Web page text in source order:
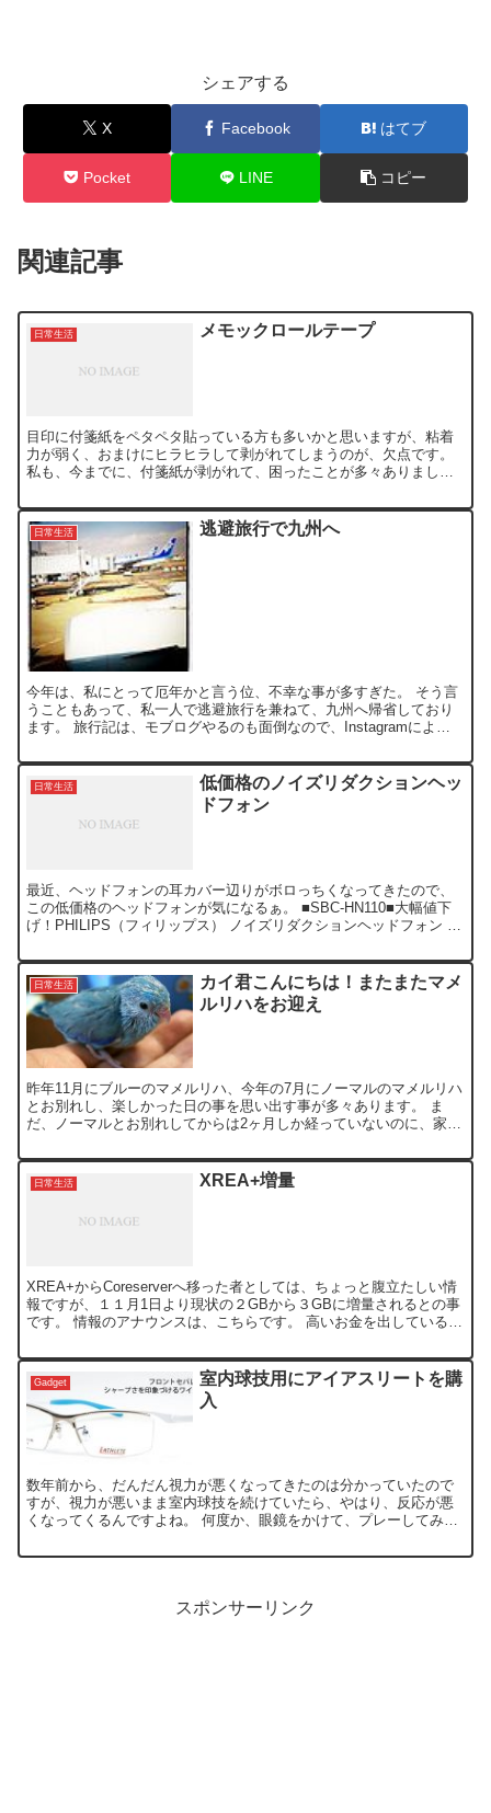
シェアする
X Facebook はてブ
Pocket LINE コピー
関連記事
日常生活 メモックロールテープ
目印に付箋紙をペタペタ貼っている方も多いかと思いますが、粘着
力が弱く、おまけにヒラヒラして剥がれてしまうのが、欠点です。
私も、今までに、付箋紙が剥がれて、困ったことが多々ありまし
日常生活 逃避旅行で九州へ
今年は、私にとって厄年かと言う位、不幸な事が多すぎた。 そう言
うこともあって、私一人で逃避旅行を兼ねて、九州へ帰省しており
ます。 旅行記は、モブログやるのも面倒なので、Instagramによる
日常生活
低価格のノイズリダクションヘッ
ドフォン
最近、ヘッドフォンの耳カバー辺りがボロっちくなってきたので、
この低価格のヘッドフォンが気になるぁ。 ■SBC-HN110■大幅値下
げ！PHILIPS（フィリップス） ノイズリダクションヘッドフォン 販
日常生活
カイ君こんにちは！またまたマメ
ルリハをお迎え
昨年11月にブルーのマメルリハ、今年の7月にノーマルのマメルリハ
とお別れし、楽しかった日の事を思い出す事が多々あります。 ま
だ、ノーマルとお別れしてからは2ヶ月しか経っていないのに、家族
日常生活 XREA+増量
XREA+からCoreserverへ移った者としては、ちょっと腹立たしい情
報ですが、１１月1日より現状の２GBから３GBに増量されるとの事
です。 情報のアナウンスは、こちらです。 高いお金を出している
Gadget
室内球技用にアイアスリートを購
入
数年前から、だんだん視力が悪くなってきたのは分かっていたので
すが、視力が悪いまま室内球技を続けていたら、やはり、反応が悪
くなってくるんですよね。 何度か、眼鏡をかけて、プレーしてみた
スポンサーリンク